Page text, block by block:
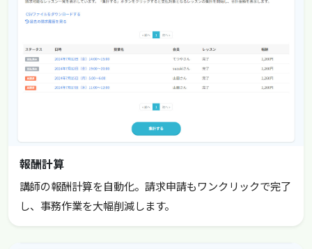
報酬計算
講師の報酬計算を自動化。請求申請もワンクリックで完了
し、事務作業を大幅削減します。